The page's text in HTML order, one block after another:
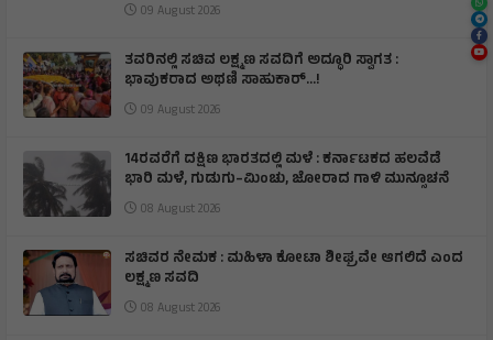
09 August 2026
ತವರಿನಲ್ಲಿ ಸಚಿವ ಲಕ್ಷ್ಮಣ ಸವದಿಗೆ ಅದ್ಧೂರಿ ಸ್ವಾಗತ :
ಭಾವುಕರಾದ ಅಥಣಿ ಸಾಹುಕಾರ್...!
09 August 2026
14ರವರೆಗೆ ದಕ್ಷಿಣ ಭಾರತದಲ್ಲಿ ಮಳೆ : ಕರ್ನಾಟಕದ ಹಲವೆಡೆ
ಭಾರಿ ಮಳೆ, ಗುಡುಗು–ಮಿಂಚು, ಜೋರಾದ ಗಾಳಿ ಮುನ್ಸೂಚನೆ
08 August 2026
ಸಚಿವರ ನೇಮಕ : ಮಹಿಳಾ ಕೋಟಾ ಶೀಘ್ರವೇ ಆಗಲಿದೆ ಎಂದ
ಲಕ್ಷ್ಮಣ ಸವದಿ
08 August 2026